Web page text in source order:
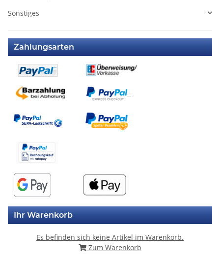
Sonstiges
Zahlungsarten
Ihr Warenkorb
Es befinden sich keine Artikel im Warenkorb.
Zum Warenkorb